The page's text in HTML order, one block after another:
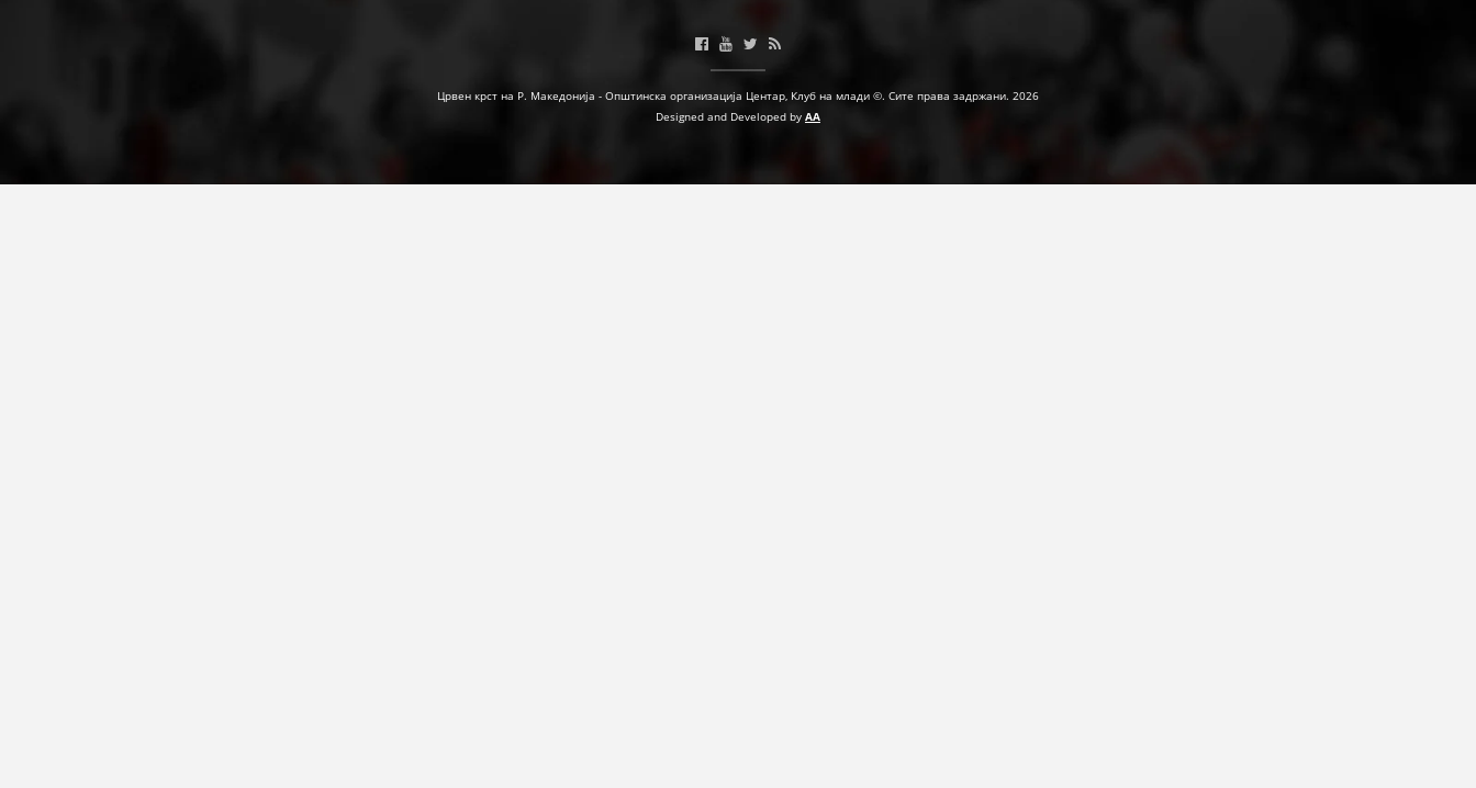
Црвен крст на Р. Македонија - Општинска организација Центар, Клуб на млади ©. Сите права задржани. 2026
Designed and Developed by AA